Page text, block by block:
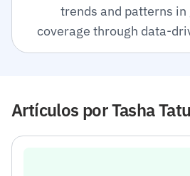
trends and patterns
coverage through data-
Artículos por Tasha